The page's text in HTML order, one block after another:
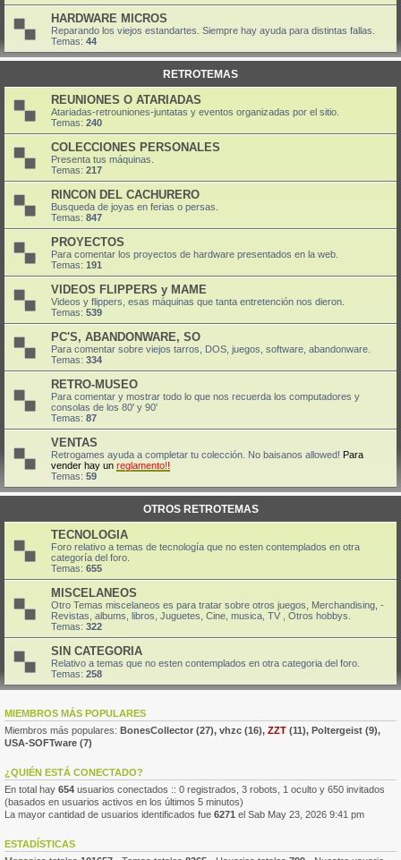
HARDWARE MICROS
Reparando los viejos estandartes. Siempre hay ayuda para distintas fallas.
Temas: 44
RETROTEMAS
REUNIONES O ATARIADAS
Atariadas-retrouniones-juntatas y eventos organizadas por el sitio.
Temas: 240
COLECCIONES PERSONALES
Presenta tus máquinas.
Temas: 217
RINCON DEL CACHURERO
Busqueda de joyas en ferias o persas.
Temas: 847
PROYECTOS
Para comentar los proyectos de hardware presentados en la web.
Temas: 191
VIDEOS FLIPPERS y MAME
Videos y flippers, esas máquinas que tanta entretención nos dieron.
Temas: 539
PC'S, ABANDONWARE, SO
Para comentar sobre viejos tarros, DOS, juegos, software, abandonware.
Temas: 334
RETRO-MUSEO
Para comentar y mostrar todo lo que nos recuerda los computadores y
consolas de los 80' y 90'
Temas: 87
VENTAS
Retrogames ayuda a completar tu colección. No baisanos allowed! Para
vender hay un reglamento!!
Temas: 59
OTROS RETROTEMAS
TECNOLOGIA
Foro relativo a temas de tecnología que no esten contemplados en otra
categoría del foro.
Temas: 655
MISCELANEOS
Otro Temas miscelaneos es para tratar sobre otros juegos, Merchandising, -
Revistas, albums, libros, Juguetes, Cine, musica, TV , Otros hobbys.
Temas: 322
SIN CATEGORIA
Relativo a temas que no esten contemplados en otra categoria del foro.
Temas: 258
MIEMBROS MÁS POPULARES
Miembros más populares: BonesCollector (27), vhzc (16), ZZT (11), Poltergeist (9),
USA-SOFTware (7)
¿QUIÉN ESTÁ CONECTADO?
En total hay 654 usuarios conectados :: 0 registrados, 3 robots, 1 oculto y 650 invitados
(basados en usuarios activos en los últimos 5 minutos)
La mayor cantidad de usuarios identificados fue 6271 el Sab May 23, 2026 9:41 pm
ESTADÍSTICAS